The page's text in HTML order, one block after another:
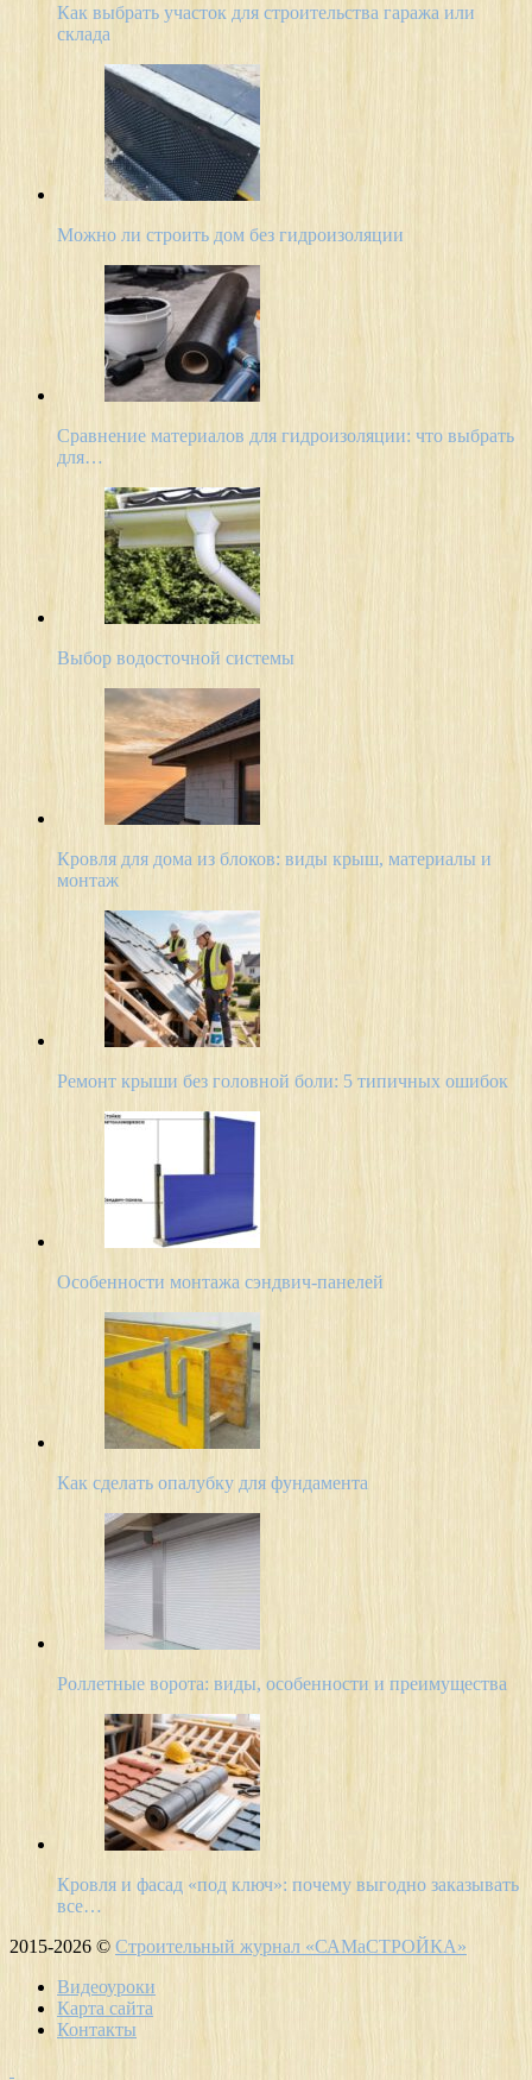
Как выбрать участок для строительства гаража или
склада
Можно ли строить дом без гидроизоляции
Сравнение материалов для гидроизоляции: что выбрать
для…
Выбор водосточной системы
Кровля для дома из блоков: виды крыш, материалы и
монтаж
Ремонт крыши без головной боли: 5 типичных ошибок
Особенности монтажа сэндвич-панелей
Как сделать опалубку для фундамента
Роллетные ворота: виды, особенности и преимущества
Кровля и фасад «под ключ»: почему выгодно заказывать
все…
2015-2026 © Строительный журнал «САМаСТРОЙКА»
Видеоуроки
Карта сайта
Контакты